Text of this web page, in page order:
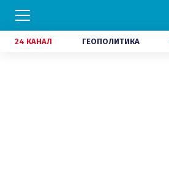
24 КАНАЛ ГЕОПОЛИТИКА